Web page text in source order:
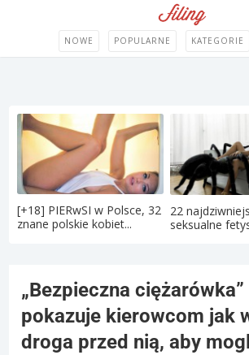
NOWE POPULARNE KATEGORIE
[+18] PIERwSI w Polsce, 32
znane polskie kobiet...
22
seksualne
„Bezpieczna
pokazuje kierowcom jak
droga przed nią, aby